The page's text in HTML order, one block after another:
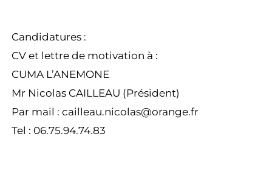
Candidatures :
CV et lettre de motivation à :
CUMA L’ANEMONE
Mr Nicolas CAILLEAU (Président)
Par mail : cailleau.nicolas@orange.fr
Tel : 06.75.94.74.83